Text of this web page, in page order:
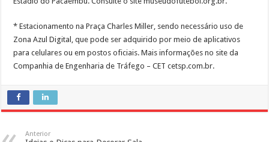
* Estacionamento na Praça Charles Miller, sendo necessário uso de
Zona Azul Digital, que pode ser adquirido por meio de aplicativos
para celulares ou em postos oficiais. Mais informações no site da
Companhia de Engenharia de Tráfego – CET cetsp.com.br.
Anterior